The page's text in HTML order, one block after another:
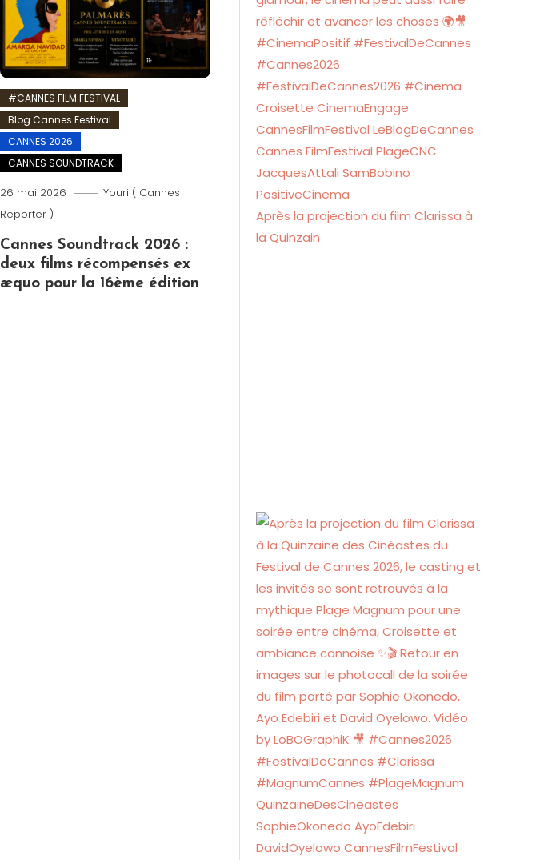
#CANNES FILM FESTIVAL
Blog Cannes Festival
CANNES 2026
CANNES SOUNDTRACK
26 mai 2026
Youri ( Cannes
Reporter )
Cannes Soundtrack 2026 :
deux films récompensés ex
æquo pour la 16ème édition
Après la projection du film Clarissa à
la Quinzain